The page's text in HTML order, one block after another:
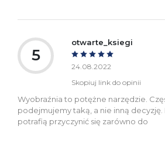
5
otwarte_ksiegi
24.08.2022
Skopiuj link do opinii
Wyobraźnia to potężne narzędzie.
podejmujemy taką, a nie inną decyzję.
potrafią przyczynić się zarówno do